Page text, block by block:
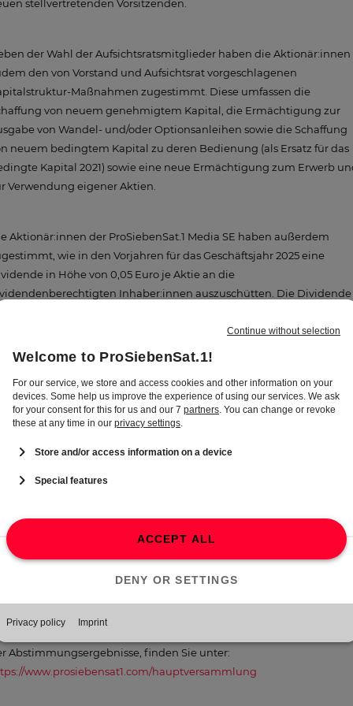
stellvertretenden Vorsitzenden.
der Wahl der Aufsichtsratsmitglieder haben die Aktionär:innen
den von Vorstand und Aufsichtsrat vorgeschlagenen
Maßnahmen zugestimmt. Diese umfassen die
von neuem genehmigtem Kapital, die Ermächtigung zur
von Wandel- und/oder Optionsanleihen sowie die Schaffung
neuem bedingtem Kapital zu deren Bedienung (als Ersatz für das
Kapital 2021) sowie eine neue Ermächtigung zum Erwerb
Verwendung eigener Aktien.
Aktionär:innen der ProSiebenSat.1 Media SE haben außerdem
wie in den Vorjahren für das Geschäftsjahr 2025 eine
in Höhe von 0,05 Euro je Aktie an die
Inhaber:innen auszuschütten. Die Dividende
am 26. Mai 2026 ausgezahlt.
weiteren zustimmungspflichtigen Beschlussvorschläge wurden
mit deutlichen Mehrheiten angenommen. Die Präsenz bei
Hauptversammlung lag bei 79,35 Prozent des Grundkapitals.
Hauptversammlung fand in virtueller Form statt und wurde im
live in Bild und Ton in voller Länge für
Aktionär:innen und ihre Bevollmächtigten
Dabei konnten die Teilnehmer:innen ihre Rechte genauso
wie in einer Präsenz-Veranstaltung. Das heißt, sie
Wortbeiträge und Fragen auch virtuell live stellen. Der öffentliche
der Hauptversammlung wurde zudem für alle Interessierten live
ProSiebenSat.1-Konzernwebsite übertragen.
Informationen zur Hauptversammlung, darunter die
Abstimmungsergebnisse, finden Sie unter:
www.prosiebensat1.com/hauptversammlung